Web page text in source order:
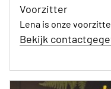
Voorzitter
Lena is onze
Bekijk